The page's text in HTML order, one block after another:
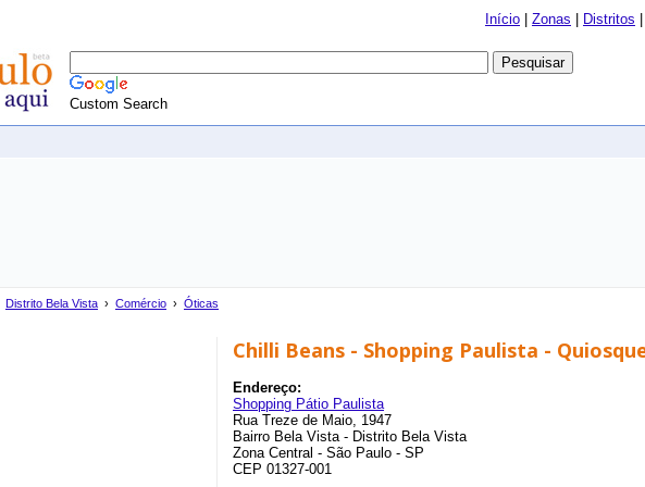
Início Zonas Distritos
Custom Search
Distrito Bela Vista › Comércio › Óticas
Chilli Beans - Shopping Paulista -
Endereço:
Shopping Pátio Paulista
Rua Treze de Maio, 1947
Bairro Bela Vista - Distrito Bela Vista
Zona Central - São Paulo - SP
CEP 01327-001